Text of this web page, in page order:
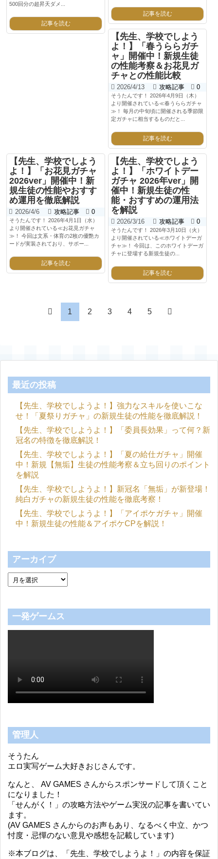
500回分の超昇天ダメ...
記事を読む
記事を読む
【先生、学校でしよう
よ！】「春うららガチ
ャ」開催中！新規生徒
の性能考察＆お花見ガ
チャとの性能比較
2026/4/13 攻略記事 0
そうたんです！ 2026年4月9日（木）
より開催されている≪春うららガチャ
≫！ 毎月の中旬頃に開催される季節限
定ガチャに相当するものだと...
記事を読む
【先生、学校でしよう
よ！】「お花見ガチャ
2026ver」開催中！新
規生徒の性能やおすす
め運用を徹底解説
2026/4/6 攻略記事 0
そうたんです！ 2026年4月1日（水）
より開催されている≪お花見ガチャ
≫！ 今回は文系・体育の2枚の優艶カ
ードが実装されており、サポー...
記事を読む
【先生、学校でしよう
よ！】「ホワイトデー
ガチャ 2026年ver」開
催中！新規生徒の性
能・おすすめの運用法
を解説
2026/3/16 攻略記事 0
そうたんです！ 2026年3月10日（火）
より開催されている≪ホワイトデーガ
チャ≫！ 今回は、このホワイトデーガ
チャに登場する新規生徒の...
記事を読む
1 2 3 4 5
最近の投稿
【先生、学校でしようよ！】強力なスキルを使いこな
せ！「夏祭りガチャ」の新規生徒の性能を徹底解説！
【先生、学校でしようよ！】「委員長効果」って何？新
冠名の特徴を徹底解説！
【先生、学校でしようよ！】「夏の給仕ガチャ」開催
中！新規【無垢】生徒の性能考察＆立ち回りのポイント
を解説
【先生、学校でしようよ！】新冠名「無垢」が新登場！
純白ガチャの新規生徒の性能を徹底考察！
【先生、学校でしようよ！】「アイポケガチャ」開催
中！新規生徒の性能＆アイポケCPを解説！
アーカイブ
一発ゲームス
管理人
そうたん
エロ実写ゲーム大好きおじさんです。
なんと、 AV GAMES さんからスポンサードして頂くこと
になりました！
「せんがく！」の攻略方法やゲーム実況の記事を書いてい
ます。
(AV GAMES さんからのお声もあり、なるべく中立、かつ
忖度・忌憚のない意見や感想を記載しています)
※本ブログは、「先生、学校でしようよ！」の内容を保証